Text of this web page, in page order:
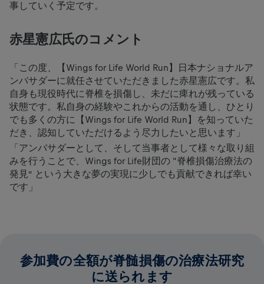
事していく予定です。
赤星憲広氏のコメント
「この度、【Wings for Life World Run】日本ナショナルア
ンバサダーに就任させていただきました赤星憲広です。私
自身も現役時代に脊椎を損傷し、未だに痺れが残っている
状態です。私自身の経験やこれからの活動を通し、ひとり
でも多くの方に【Wings for Life World Run】を知っていた
だき、認知していただけるよう尽力したいと思います」
「アンバサダーとして、そして当事者として様々な取り組
みを行うことで、Wings for Life財団の “脊椎損傷治療法の
発見” という大きな夢の実現に少しでも貢献できれば幸い
です」
参加費の全額が脊髄損傷の治療法研究
に送られます